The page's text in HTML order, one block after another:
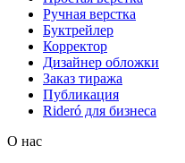
Ручная верстка
Буктрейлер
Корректор
Дизайнер обложки
Заказ тиража
Публикация
Rideró для бизнеса
О нас